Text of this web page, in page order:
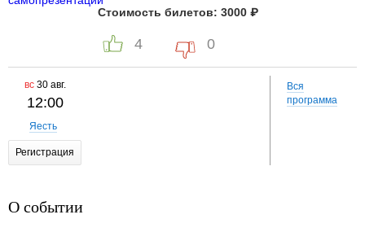
Стоимость билетов: 3000 ₽
4 0
вс 30 авг.
12:00
Яесть
Регистрация
Вся
программа
О событии